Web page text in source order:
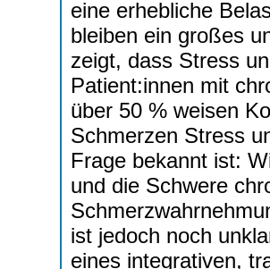
eine erhebliche
bleiben ein großes
zeigt, dass Stress
Patient:innen mit
über 50 % weisen
Schmerzen Stress
Frage bekannt ist:
und die Schwere
ist jedoch noch
eines integrativen,